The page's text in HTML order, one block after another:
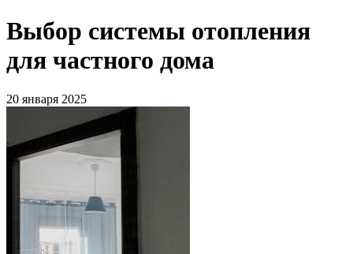
Выбор системы отопления
для частного дома
20 января 2025